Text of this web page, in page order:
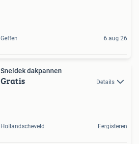
Geffen 6 aug 26
Sneldek dakpannen
Gratis Details
Hollandscheveld Eergisteren